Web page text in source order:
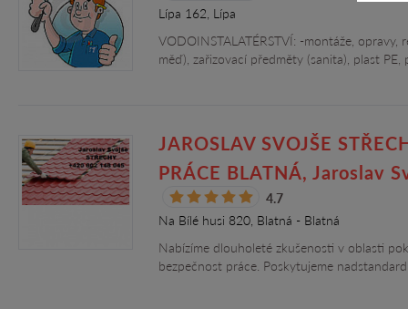
Lípa 162, Lípa
VODOINSTALATÉRSTVÍ: -montáže,
měď), zařizovací předměty (sanita), plast PE,
JAROSLAV SVOJŠE
PRÁCE BLATNÁ, Jaroslav
4.7
Na Bílé husi 820, Blatná - Blatná
Nabízíme dlouholeté zkušenosti v oblasti
bezpečnost práce. Poskytujeme